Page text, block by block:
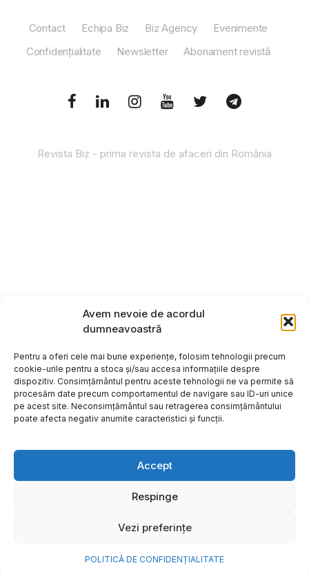
Avem nevoie de acordul
dumneavoastră
Pentru a oferi cele mai bune experiențe, folosim tehnologii precum
cookie-urile pentru a stoca și/sau accesa informațiile despre
dispozitiv. Consimțământul pentru aceste tehnologii ne va permite să
procesăm date precum comportamentul de navigare sau ID-uri unice
pe acest site. Neconsimțământul sau retragerea consimțământului
poate afecta negativ anumite caracteristici și funcții.
Accept
Respinge
Vezi preferințe
POLITICĂ DE CONFIDENȚIALITATE
Contact Echipa Biz Biz Agency
Evenimente
Confidențialitate
Newsletter Abonament revistă
Revista Biz - prima revista de afaceri din România
Copyright ©2026